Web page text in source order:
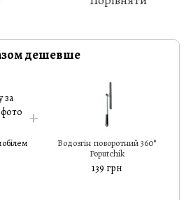
дешевше
Водозгін поворотний 360°
Poputchik
139 грн